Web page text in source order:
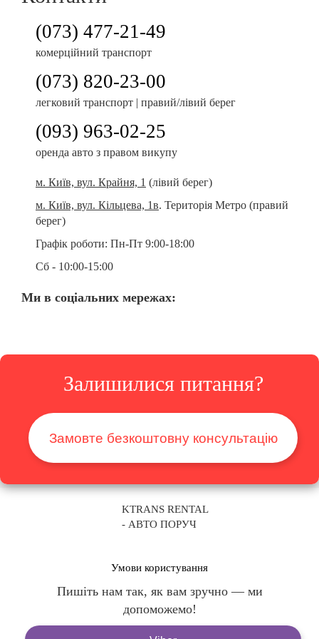
(073) 477-21-49
комерційний транспорт
(073) 820-23-00
легковий транспорт | правий/лівий берег
(093) 963-02-25
оренда авто з правом викупу
м. Київ, вул. Крайня, 1 (лівий берег)
м. Київ, вул. Кільцева, 1в. Територія Метро (правий
берег)
Графік роботи: Пн-Пт 9:00-18:00
Сб - 10:00-15:00
Ми в соціальних мережах:
Залишилися питання?
Замовте безкоштовну консультацію
KTRANS RENTAL
- АВТО ПОРУЧ
Умови користування
Пишіть нам так, як вам зручно — ми
допоможемо!